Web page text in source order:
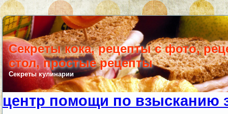
Секреты кока, рецепты с фото,
стол, простые рецепты
Секреты кулинарии
центр помощи по взысканию